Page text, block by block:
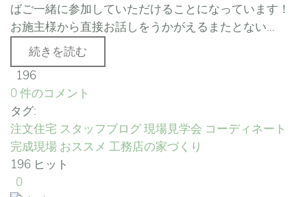
ばご一緒に参加していただけることになっています！
お施主様から直接お話しをうかがえるまたとない...
続きを読む
196
0 件のコメント
タグ:
注文住宅 スタッフブログ現場見学会 コーディネート
完成現場 おススメ 工務店の家づくり
196 ヒット
0